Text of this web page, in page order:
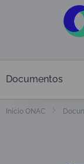
Documentos
Inicio ONAC